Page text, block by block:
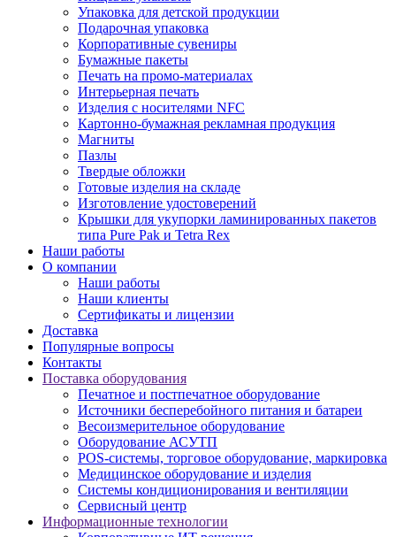
Упаковка для детской продукции
Подарочная упаковка
Корпоративные сувениры
Бумажные пакеты
Печать на промо-материалах
Интерьерная печать
Изделия с носителями NFC
Картонно-бумажная рекламная продукция
Магниты
Пазлы
Твердые обложки
Готовые изделия на складе
Изготовление удостоверений
Крышки для укупорки ламинированных пакетов
типа Pure Pak и Tetra Rex
Наши работы
О компании
Наши работы
Наши клиенты
Сертификаты и лицензии
Доставка
Популярные вопросы
Контакты
Поставка оборудования
Печатное и постпечатное оборудование
Источники бесперебойного питания и батареи
Весоизмерительное оборудование
Оборудование АСУТП
POS-системы, торговое оборудование, маркировка
Медицинское оборудование и изделия
Системы кондиционирования и вентиляции
Сервисный центр
Информационные технологии